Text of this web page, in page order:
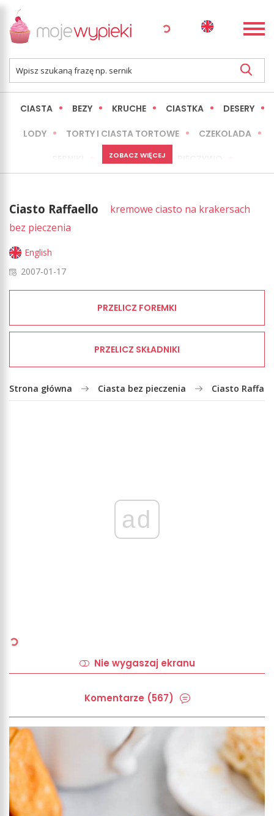
CIASTA BEZY KRUCHE CIASTKA DESERY
LODY TORTY I CIASTA TORTOWE CZEKOLADA
MINI WYPIEKI
LŻEJSZE / ZDROWSZE INNE
ZOBACZ WIĘCEJ
Ciasto Raffaello
kremowe ciasto na krakersach
bez pieczenia
English
2007-01-17
PRZELICZ FOREMKI
PRZELICZ SKŁADNIKI
Strona główna Ciasta bez pieczenia Ciasto
ad
Nie wygaszaj ekranu
Komentarze (567)